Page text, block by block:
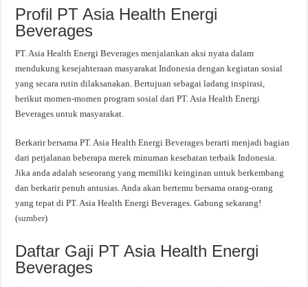
Profil PT Asia Health Energi
Beverages
PT. Asia Health Energi Beverages menjalankan aksi nyata dalam
mendukung kesejahteraan masyarakat Indonesia dengan kegiatan sosial
yang secara rutin dilaksanakan. Bertujuan sebagai ladang inspirasi,
berikut momen-momen program sosial dari PT. Asia Health Energi
Beverages untuk masyarakat.
Berkarir bersama PT. Asia Health Energi Beverages berarti menjadi bagian
dari perjalanan beberapa merek minuman kesehatan terbaik Indonesia.
Jika anda adalah seseorang yang memiliki keinginan untuk berkembang
dan berkarir penuh antusias. Anda akan bertemu bersama orang-orang
yang tepat di PT. Asia Health Energi Beverages. Gabung sekarang!
(sumber)
Daftar Gaji PT Asia Health Energi
Beverages